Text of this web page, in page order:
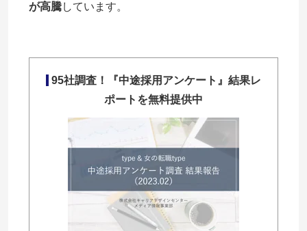
が高騰しています。
95社調査！『中途採用アンケート』結果レ
ポートを無料提供中